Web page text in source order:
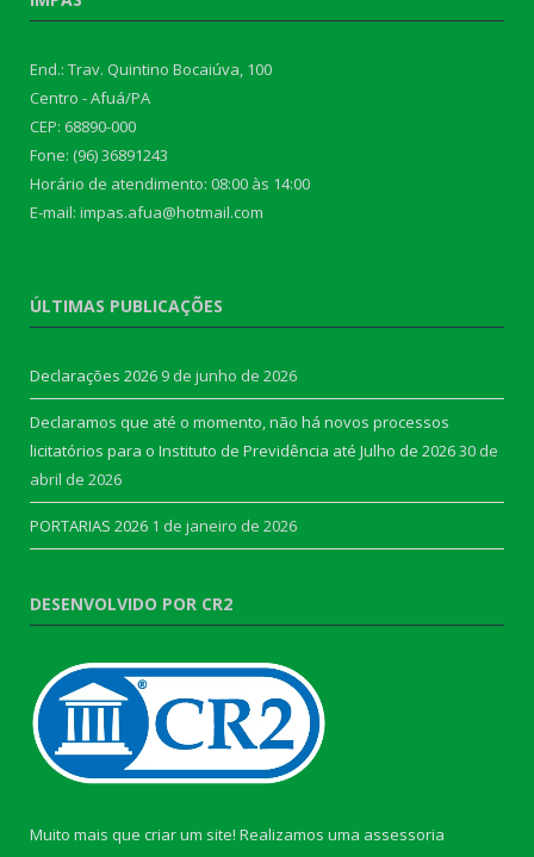
End.: Trav. Quintino Bocaiúva, 100
Centro - Afuá/PA
CEP: 68890-000
Fone: (96) 36891243
Horário de atendimento: 08:00 às 14:00
E-mail: impas.afua@hotmail.com
ÚLTIMAS PUBLICAÇÕES
Declarações 2026 9 de junho de 2026
Declaramos que até o momento, não há novos processos
licitatórios para o Instituto de Previdência até Julho de 202630 de
abril de 2026
PORTARIAS 2026 1 de janeiro de 2026
DESENVOLVIDO POR CR2
Muito mais que criar um site! Realizamos uma assessoria